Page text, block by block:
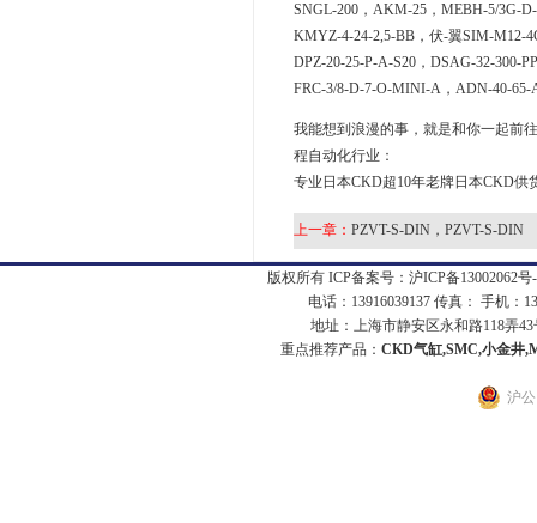
SNGL-200，AKM-25，MEBH-5/3G-
KMYZ-4-24-2,5-BB，伏-翼SIM-M12-
DPZ-20-25-P-A-S20，DSAG-32-300-
FRC-3/8-D-7-O-MINI-A，ADN-40-
我能想到浪漫的事，就是和你一起前
程自动化行业：
专业日本CKD超10年老牌日本CKD供
上一章： PZVT-S-DIN，PZVT-S-DIN
版权所有 ICP备案号： 沪ICP备13002062号
电话：13916039137 传真： 手机：
地址：上海市静安区永和路118弄43
重点推荐产品： CKD气缸,SMC,小金井
沪公